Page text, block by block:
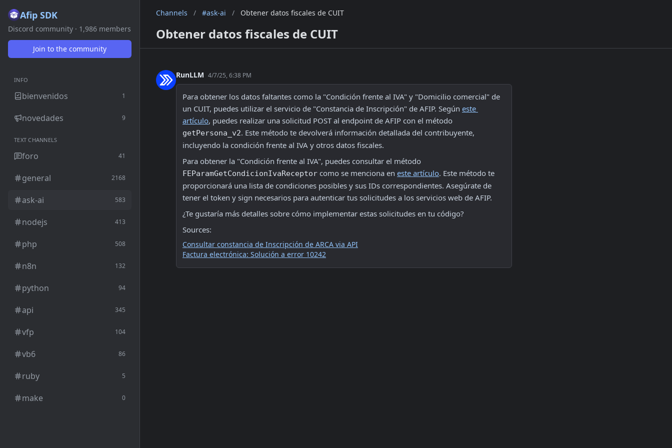
Afip SDK
Discord community · 1,986 members
Join to the community
INFO
bienvenidos 1
novedades 9
TEXT CHANNELS
foro 41
general 2168
ask-ai 583
nodejs 413
php 508
n8n 132
python 94
api 345
vfp 104
vb6 86
ruby 5
make 0
Channels / #ask-ai / Obtener datos fiscales de CUIT
Obtener datos fiscales de CUIT
RunLLM 4/7/25, 6:38 PM
Para obtener los datos faltantes como la "Condición frente al IVA" y "Domicilio comercial" de
un CUIT, puedes utilizar el servicio de "Constancia de Inscripción" de AFIP. Según este
artículo
getPersona_v2. Este método te devolverá información detallada del contribuyente,
incluyendo la condición frente al IVA y otros datos fiscales.
FEParamGetCondicionIvaReceptor como se menciona en este artículo. Este método te
proporcionará una lista de condiciones posibles y sus IDs correspondientes. Asegúrate de
tener el token y sign necesarios para autenticar tus solicitudes a los servicios web de AFIP.
¿Te gustaría más detalles sobre cómo implementar estas solicitudes en tu código?
Sources:
Consultar constancia de Inscripción de ARCA via API
Factura electrónica: Solución a error 10242